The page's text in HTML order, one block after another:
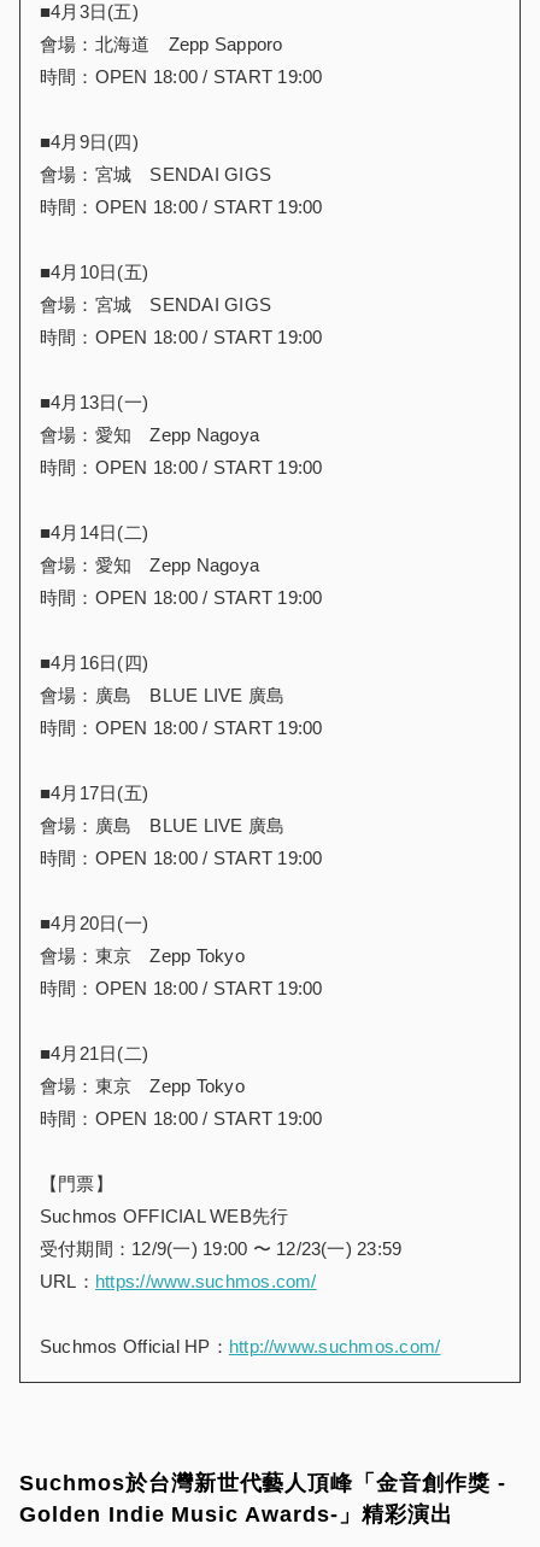
■4月3日(五)
會場：北海道 Zepp Sapporo
時間：OPEN 18:00 / START 19:00
■4月9日(四)
會場：宮城 SENDAI GIGS
時間：OPEN 18:00 / START 19:00
■4月10日(五)
會場：宮城 SENDAI GIGS
時間：OPEN 18:00 / START 19:00
■4月13日(一)
會場：愛知 Zepp Nagoya
時間：OPEN 18:00 / START 19:00
■4月14日(二)
會場：愛知 Zepp Nagoya
時間：OPEN 18:00 / START 19:00
■4月16日(四)
會場：廣島 BLUE LIVE 廣島
時間：OPEN 18:00 / START 19:00
■4月17日(五)
會場：廣島 BLUE LIVE 廣島
時間：OPEN 18:00 / START 19:00
■4月20日(一)
會場：東京 Zepp Tokyo
時間：OPEN 18:00 / START 19:00
■4月21日(二)
會場：東京 Zepp Tokyo
時間：OPEN 18:00 / START 19:00
【門票】
Suchmos OFFICIAL WEB先行
受付期間：12/9(一) 19:00 〜 12/23(一) 23:59
URL： https://www.suchmos.com/
Suchmos Official HP： http://www.suchmos.com/
Suchmos於台灣新世代藝人頂峰「金音創作獎 -
Golden Indie Music Awards-」精彩演出